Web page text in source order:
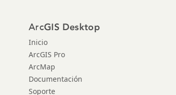
ArcGIS Desktop
Inicio
ArcGIS Pro
ArcMap
Documentación
Soporte